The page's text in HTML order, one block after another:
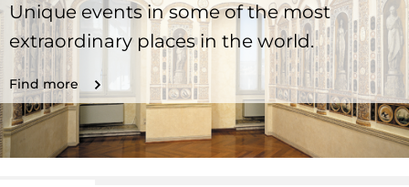
Unique events in some of the most
extraordinary places in the world.
Find more